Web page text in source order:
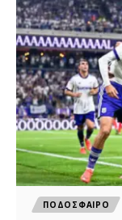
ΠΟΔΟΣΦΑΙΡΟ